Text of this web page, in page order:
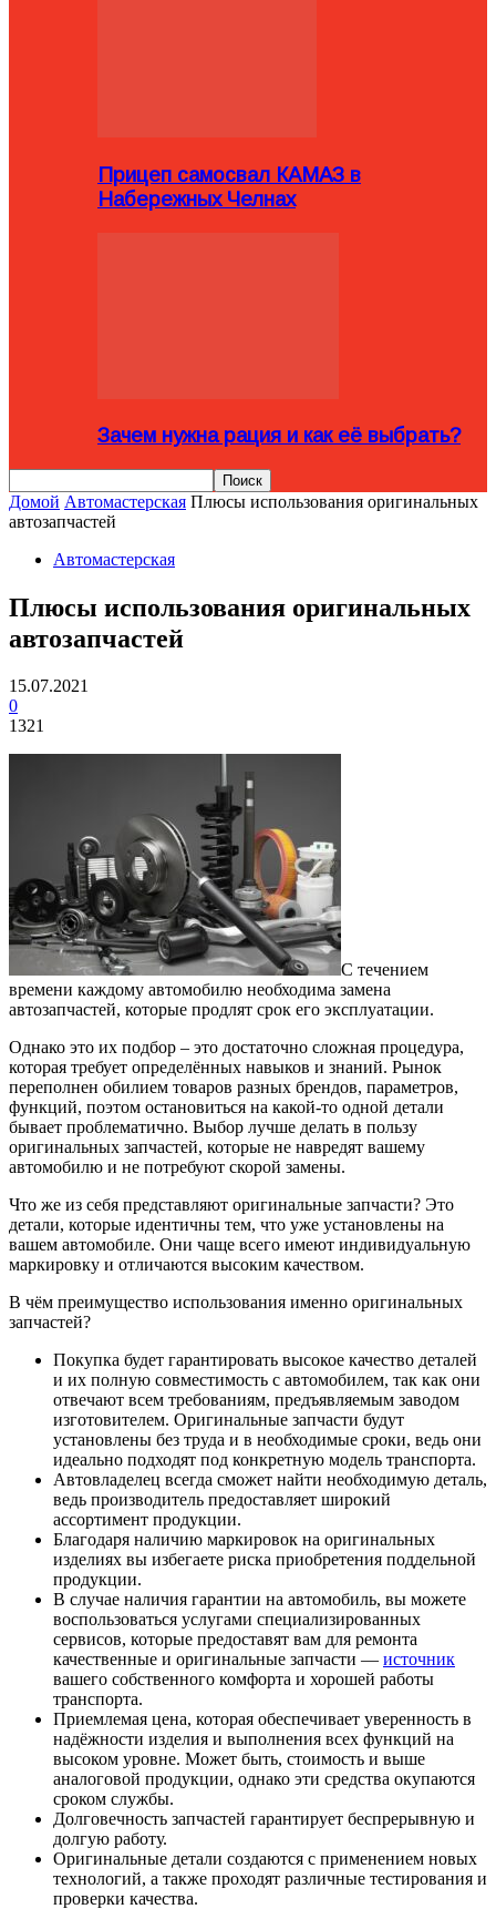
Прицеп самосвал КАМАЗ в
Набережных Челнах
Зачем нужна рация и как её выбрать?
Домой Автомастерская Плюсы использования оригинальных
автозапчастей
Автомастерская
Плюсы использования оригинальных
автозапчастей
15.07.2021
0
1321
С течением
времени каждому автомобилю необходима замена
автозапчастей, которые продлят срок его эксплуатации.
Однако это их подбор – это достаточно сложная процедура,
которая требует определённых навыков и знаний. Рынок
переполнен обилием товаров разных брендов, параметров,
функций, поэтом остановиться на какой-то одной детали
бывает проблематично. Выбор лучше делать в пользу
оригинальных запчастей, которые не навредят вашему
автомобилю и не потребуют скорой замены.
Что же из себя представляют оригинальные запчасти? Это
детали, которые идентичны тем, что уже установлены на
вашем автомобиле. Они чаще всего имеют индивидуальную
маркировку и отличаются высоким качеством.
В чём преимущество использования именно оригинальных
запчастей?
Покупка будет гарантировать высокое качество деталей
и их полную совместимость с автомобилем, так как они
отвечают всем требованиям, предъявляемым заводом
изготовителем. Оригинальные запчасти будут
установлены без труда и в необходимые сроки, ведь они
идеально подходят под конкретную модель транспорта.
Автовладелец всегда сможет найти необходимую деталь,
ведь производитель предоставляет широкий
ассортимент продукции.
Благодаря наличию маркировок на оригинальных
изделиях вы избегаете риска приобретения поддельной
продукции.
В случае наличия гарантии на автомобиль, вы можете
воспользоваться услугами специализированных
сервисов, которые предоставят вам для ремонта
качественные и оригинальные запчасти — источник
вашего собственного комфорта и хорошей работы
транспорта.
Приемлемая цена, которая обеспечивает уверенность в
надёжности изделия и выполнения всех функций на
высоком уровне. Может быть, стоимость и выше
аналоговой продукции, однако эти средства окупаются
сроком службы.
Долговечность запчастей гарантирует беспрерывную и
долгую работу.
Оригинальные детали создаются с применением новых
технологий, а также проходят различные тестирования и
проверки качества.